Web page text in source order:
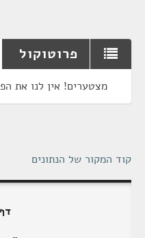
פרוטוקול
מצטערים! אין לנו את
קוד המקור של הנתונים